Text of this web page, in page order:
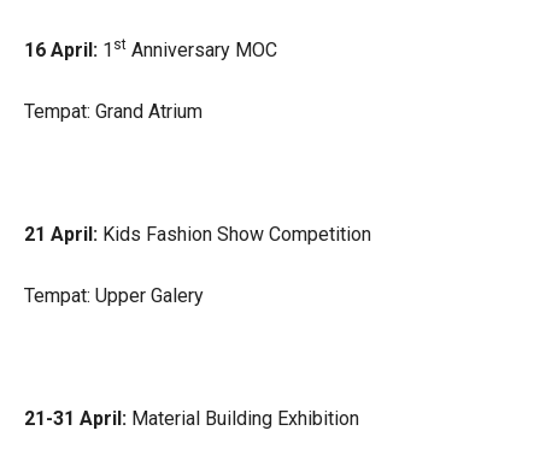
16 April: 1 st Anniversary MOC
Tempat: Grand Atrium
21 April: Kids Fashion Show Competition
Tempat: Upper Galery
21-31 April: Material Building Exhibition